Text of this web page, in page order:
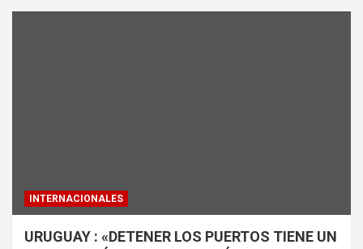
INTERNACIONALES
URUGUAY : «DETENER LOS PUERTOS TIENE UN